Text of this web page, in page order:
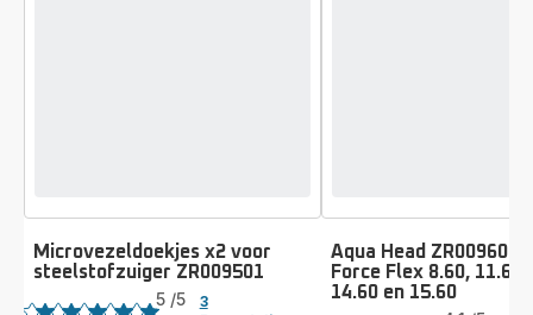
Microvezeldoekjes x2 voor
steelstofzuiger ZR009501
Beoordeling
5 /5
3
Aqua Head ZR009600
Force Flex 8.60, 11.60,
14.60 en 15.60
Beoordeling